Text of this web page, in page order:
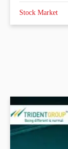
Stock Market